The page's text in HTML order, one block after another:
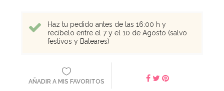
Haz tu pedido antes de las 16:00 h y
recíbelo entre el 7 y el 10 de Agosto (salvo
festivos y Baleares)
AÑADIR A MIS FAVORITOS